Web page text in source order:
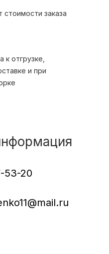
стоимости заказа
к отгрузке,
и при
53-20